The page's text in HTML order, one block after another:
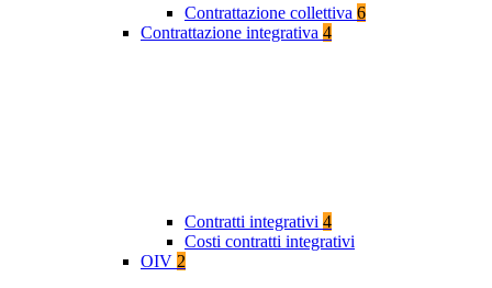
Contrattazione collettiva 6
Contrattazione integrativa 4
Contratti integrativi 4
Costi contratti integrativi
OIV 2